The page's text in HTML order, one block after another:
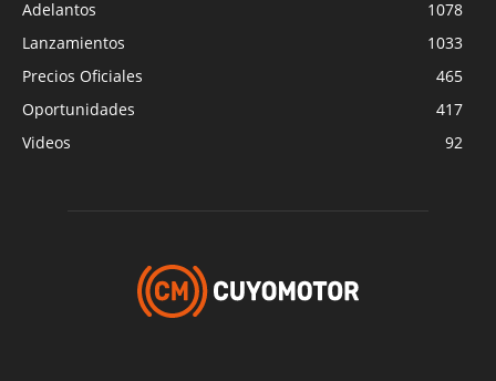
Adelantos
1078
Lanzamientos
1033
Precios Oficiales
465
Oportunidades
417
Videos
92